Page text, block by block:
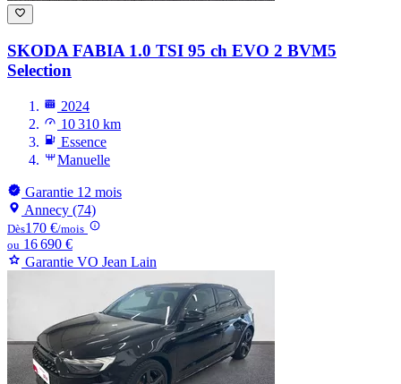
SKODA FABIA 1.0 TSI 95 ch EVO 2 BVM5
Selection
2024
10 310 km
Essence
Manuelle
Garantie 12 mois
Annecy (74)
Dès170 €/mois
ou 16 690 €
Garantie VO Jean Lain